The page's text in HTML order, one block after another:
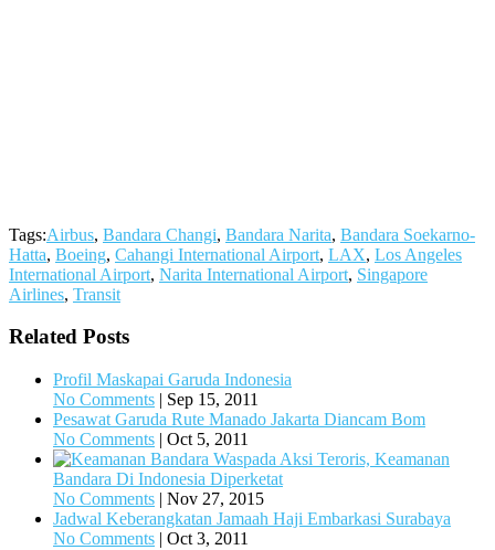
Tags:Airbus, Bandara Changi, Bandara Narita, Bandara Soekarno-
Hatta, Boeing, Cahangi International Airport, LAX, Los Angeles
International Airport, Narita International Airport, Singapore
Airlines, Transit
Related Posts
Profil Maskapai Garuda Indonesia
No Comments | Sep 15, 2011
Pesawat Garuda Rute Manado Jakarta Diancam Bom
No Comments | Oct 5, 2011
Waspada Aksi Teroris, Keamanan
Bandara Di Indonesia Diperketat
No Comments | Nov 27, 2015
Jadwal Keberangkatan Jamaah Haji Embarkasi Surabaya
No Comments | Oct 3, 2011